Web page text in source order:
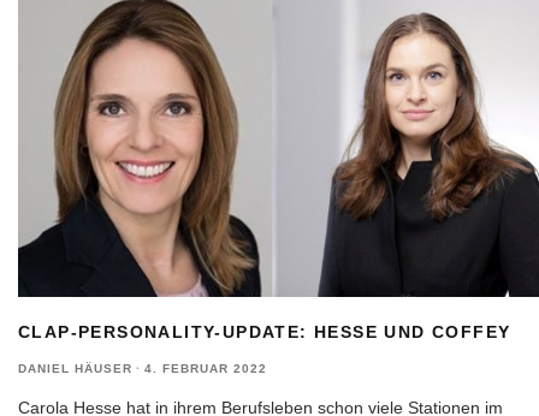
CLAP-PERSONALITY-UPDATE: HESSE UND COFFEY
DANIEL HÄUSER · 4. FEBRUAR 2022
Carola Hesse hat in ihrem Berufsleben schon viele Stationen im